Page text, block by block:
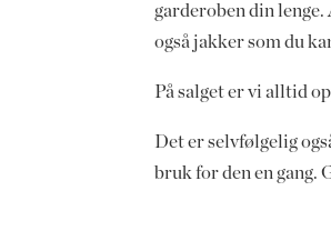
garderoben din
også jakker som du
På salget er vi alltid
Det er selvfølgelig
bruk for den en gang.